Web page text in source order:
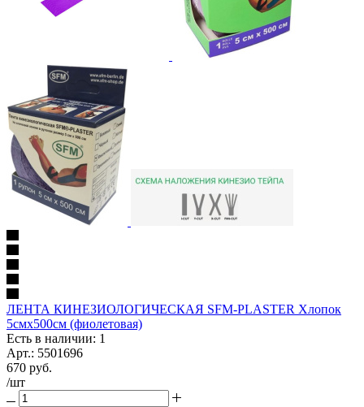
ЛЕНТА КИНЕЗИОЛОГИЧЕСКАЯ SFM-PLASTER Хлопок
5смх500см (фиолетовая)
Есть в наличии: 1
Арт.: 5501696
670 руб.
/шт